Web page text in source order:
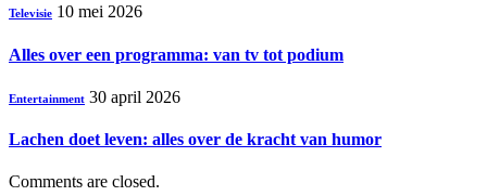
Televisie 10 mei 2026
Alles over een programma: van tv tot podium
Entertainment 30 april 2026
Lachen doet leven: alles over de kracht van humor
Comments are closed.